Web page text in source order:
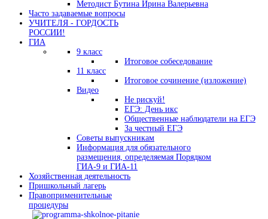
Методист Бутина Ирина Валерьевна
Часто задаваемые вопросы
УЧИТЕЛЯ - ГОРДОСТЬ
РОССИИ!
ГИА
9 класс
Итоговое собеседование
11 класс
Итоговое сочинение (изложение)
Видео
Не рискуй!
ЕГЭ: День икс
Общественные наблюдатели на ЕГЭ
За честный ЕГЭ
Советы выпускникам
Информация для обязательного
размещения, определяемая Порядком
ГИА-9 и ГИА-11
Хозяйственная деятельность
Пришкольный лагерь
Правоприменительные
процедуры